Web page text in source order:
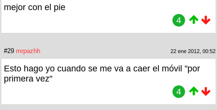
mejor con el pie
4
#29 mrpazhh 22 ene 2012, 00:52
Esto hago yo cuando se me va a caer el móvil "por
primera vez"
4